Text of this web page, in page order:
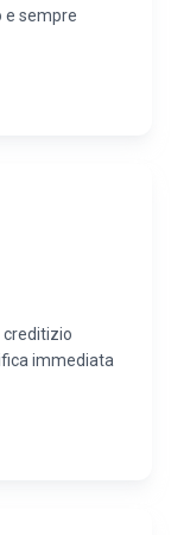
e sempre
creditizio
immediata